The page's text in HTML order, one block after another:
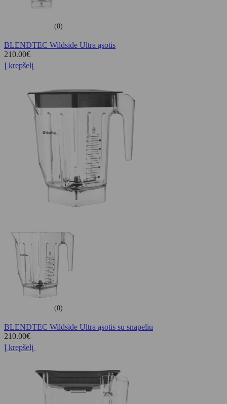
(0)
BLENDTEC Wildside Ultra ąsotis
210.00€
Į krepšelį
(0)
BLENDTEC Wildside Ultra ąsotis su snapeliu
210.00€
Į krepšelį